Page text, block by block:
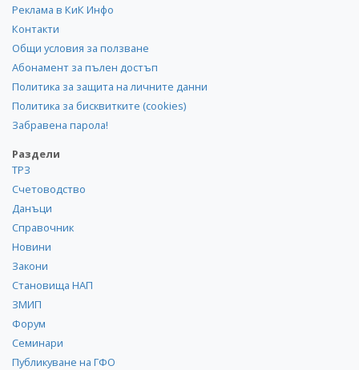
Реклама в КиК Инфо
Контакти
Общи условия за ползване
Абонамент за пълен достъп
Политика за защита на личните данни
Политика за бисквитките (cookies)
Забравена парола!
Раздели
ТРЗ
Счетоводство
Данъци
Справочник
Новини
Закони
Становища НАП
ЗМИП
Форум
Семинари
Публикуване на ГФО